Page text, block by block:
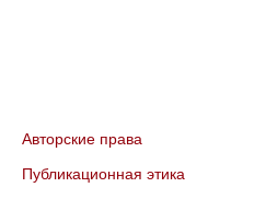
Авторские права
Публикационная этика